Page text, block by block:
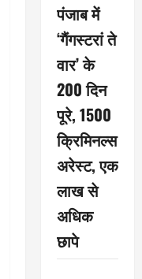
पंजाब में
‘गैंगस्टरां ते
वार’ के
200 दिन
पूरे, 1500
क्रिमिनल्स
अरेस्ट, एक
लाख से
अधिक
छापे